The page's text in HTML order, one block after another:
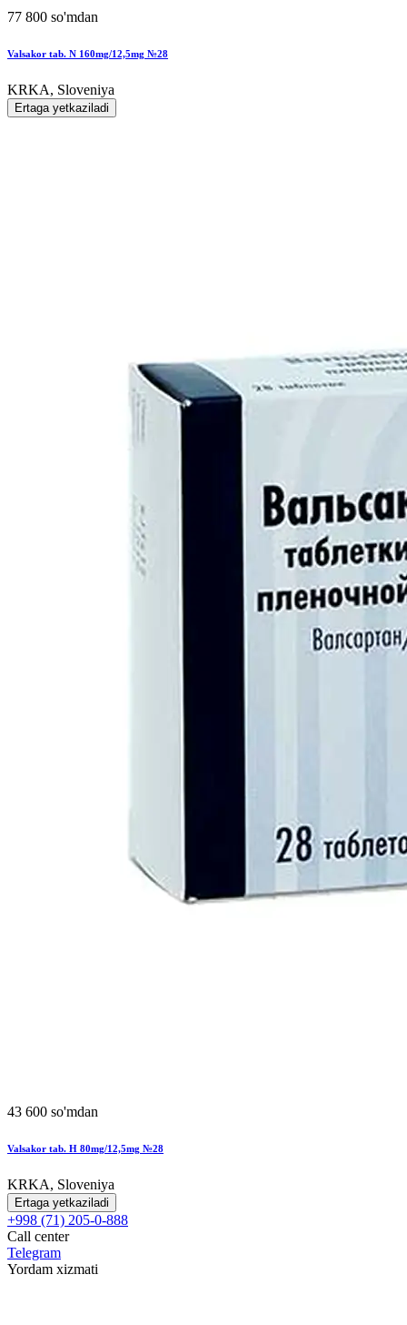
77 800 so'mdan
Valsakor tab. N 160mg/12,5mg №28
KRKA, Sloveniya
Ertaga yetkaziladi
43 600 so'mdan
Valsakor tab. H 80mg/12,5mg №28
KRKA, Sloveniya
Ertaga yetkaziladi
+998 (71) 205-0-888
Call center
Telegram
Yordam xizmati